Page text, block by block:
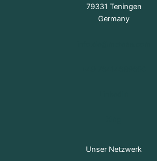
79331 Teningen
Germany
Unser Netzwerk